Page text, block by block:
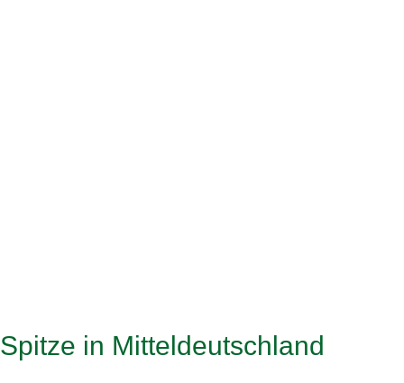
Spitze in Mitteldeutschland